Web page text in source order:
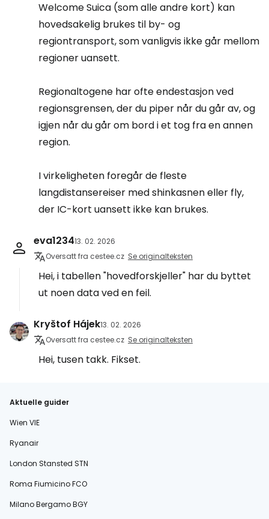
Welcome Suica (som alle andre kort) kan
hovedsakelig brukes til by- og
regiontransport, som vanligvis ikke går mellom
regioner uansett.
Regionaltogene har ofte endestasjon ved
regionsgrensen, der du piper når du går av, og
igjen når du går om bord i et tog fra en annen
region.
I virkeligheten foregår de fleste
langdistansereiser med shinkasnen eller fly,
der IC-kort uansett ikke kan brukes.
eva123413. 02. 2026
Oversatt fra cestee.cz Se originalteksten
Hei, i tabellen "hovedforskjeller" har du byttet
ut noen data ved en feil.
Kryštof Hájek13. 02. 2026
Oversatt fra cestee.cz Se originalteksten
Hei, tusen takk. Fikset.
Aktuelle guider
Wien VIE
Ryanair
London Stansted STN
Roma Fiumicino FCO
Milano Bergamo BGY